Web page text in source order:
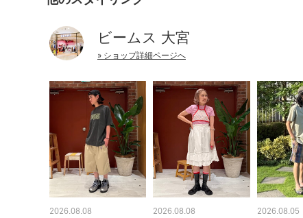
ビームス 大宮
» ショップ詳細ページへ
2026.08.08 2026.08.08 2026.08.05